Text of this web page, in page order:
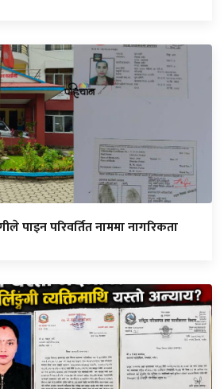
पाइन परिवर्तित नाममा नागरिकता